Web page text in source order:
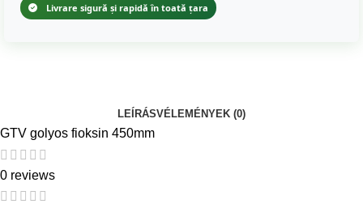
Livrare sigură și rapidă în toată țara
LEÍRÁSVÉLEMÉNYEK (0)
GTV golyos fioksin 450mm
0 reviews